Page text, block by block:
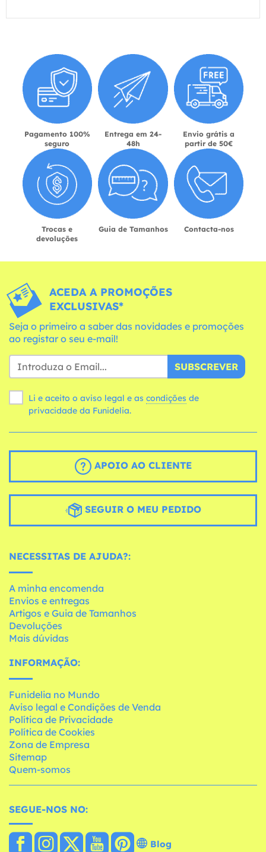
Pagamento 100%
seguro
Entrega em 24-
48h
Envio grátis a
partir de 50€
Trocas e
devoluções
Guia de Tamanhos Contacta-nos
ACEDA A PROMOÇÕES
EXCLUSIVAS*
Seja o primeiro a saber das novidades e promoções
ao registar o seu e-mail!
SUBSCREVER
Li e aceito o aviso legal e as condições
privacidade da Funidelia.
APOIO AO CLIENTE
SEGUIR O MEU PEDIDO
NECESSITAS DE AJUDA?:
A minha encomenda
Envios e entregas
Artigos e Guia de Tamanhos
Devoluções
Mais dúvidas
INFORMAÇÃO:
Funidelia no Mundo
Aviso legal e Condições de Venda
Política de Privacidade
Política de Cookies
Zona de Empresa
Sitemap
Quem-somos
SEGUE-NOS NO:
Blog